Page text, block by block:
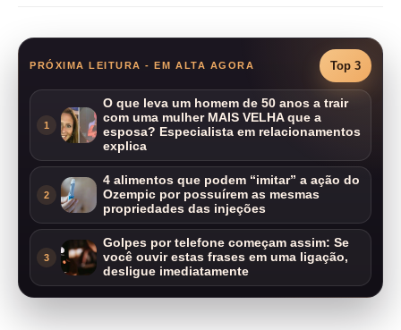
PRÓXIMA LEITURA - EM ALTA AGORA Top 3
1
O que leva um homem de 50 anos a trair
com uma mulher MAIS VELHA que a
esposa? Especialista em relacionamentos
explica
2
4 alimentos que podem “imitar” a ação do
Ozempic por possuírem as mesmas
propriedades das injeções
3
Golpes por telefone começam assim: Se
você ouvir estas frases em uma ligação,
desligue imediatamente